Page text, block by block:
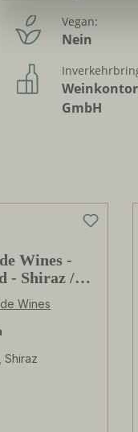
Vegan:
Nein
GmbH
Wines -
- Shiraz /
Wines
Shiraz